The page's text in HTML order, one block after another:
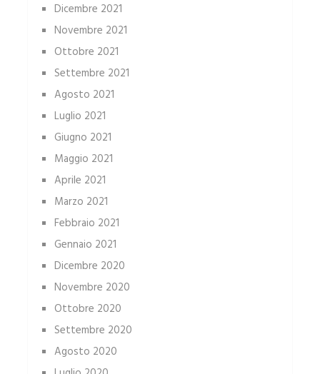
Dicembre 2021
Novembre 2021
Ottobre 2021
Settembre 2021
Agosto 2021
Luglio 2021
Giugno 2021
Maggio 2021
Aprile 2021
Marzo 2021
Febbraio 2021
Gennaio 2021
Dicembre 2020
Novembre 2020
Ottobre 2020
Settembre 2020
Agosto 2020